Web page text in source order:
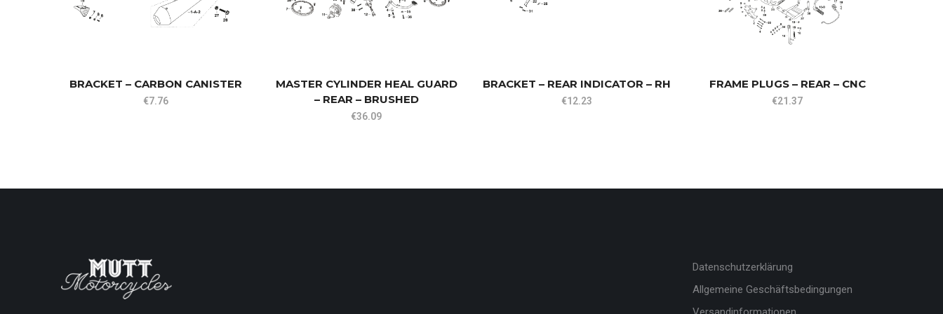
BRACKET – CARBON CANISTER
€7.76
MASTER CYLINDER HEAL GUARD
– REAR – BRUSHED
€36.09
BRACKET – REAR INDICATOR – RH
€12.23
FRAME PLUGS – REAR – CNC
€21.37
Datenschutzerklärung
Allgemeine Geschäftsbedingungen